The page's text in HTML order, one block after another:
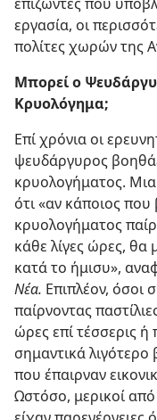
εργασία, οι
πολίτες χωρών της
Μπορεί ο
Κρυολόγημα;
Επί χρόνια οι
ψευδάργυρος
κρυολογήματος.
ότι «αν κάποιος
κρυολογήματος
κάθε λίγες ώρες, θα
κατά το ήμισυ»,
Νέα. Επιπλέον, όσοι
παίρνοντας
ώρες επί τέσσερις ή
σημαντικά
που έπαιρναν
Ωστόσο, μερικοί